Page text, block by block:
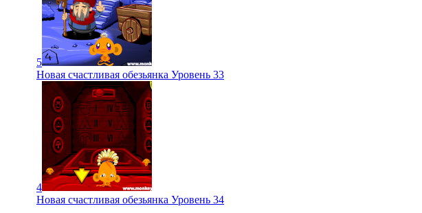
5
Новая счастливая обезьянка Уровень 33
4
Новая счастливая обезьянка Уровень 34